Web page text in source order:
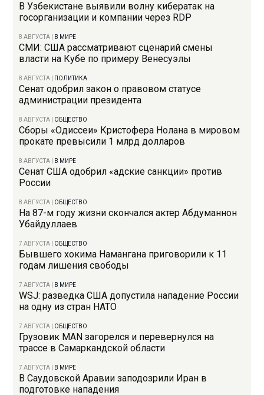
В Узбекистане выявили волну кибератак на
госорганизации и компании через RDP
8 АВГУСТА В МИРЕ
СМИ: США рассматривают сценарий смены
власти на Кубе по примеру Венесуэлы
8 АВГУСТА ПОЛИТИКА
Сенат одобрил закон о правовом статусе
администрации президента
8 АВГУСТА ОБЩЕСТВО
Сборы «Одиссеи» Кристофера Нолана в мировом
прокате превысили 1 млрд долларов
8 АВГУСТА В МИРЕ
Сенат США одобрил «адские санкции» против
России
8 АВГУСТА ОБЩЕСТВО
На 87-м году жизни скончался актер Абдуманнон
Убайдуллаев
7 АВГУСТА ОБЩЕСТВО
Бывшего хокима Намангана приговорили к 11
годам лишения свободы
7 АВГУСТА В МИРЕ
WSJ: разведка США допустила нападение России
на одну из стран НАТО
7 АВГУСТА ОБЩЕСТВО
Грузовик MAN загорелся и перевернулся на
трассе в Самаркандской области
7 АВГУСТА В МИРЕ
В Саудовской Аравии заподозрили Иран в
подготовке нападения